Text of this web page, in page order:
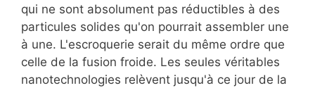
qui ne sont absolument pas réductibles à des
particules solides qu'on pourrait assembler une
à une. L'escroquerie serait du même ordre que
celle de la fusion froide. Les seules véritables
nanotechnologies relèvent jusqu'à ce jour de la